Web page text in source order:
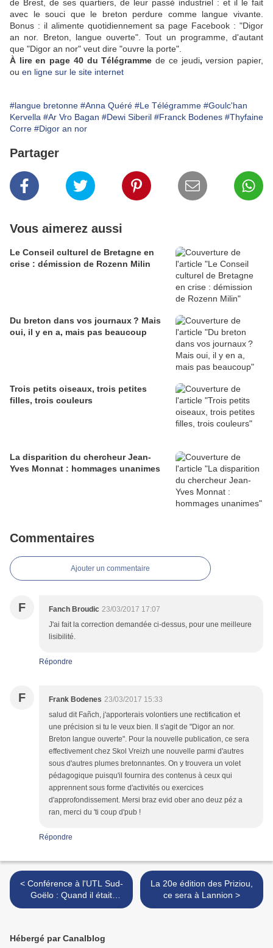
de Brest, de ses quartiers, de leur passé industriel : et il le fait
avec le souci que le breton perdure comme langue vivante.
Bonus : il alimente quotidiennement sa page Facebook : "Digor
an nor. Breton, langue ouverte". Tout un programme, d'autant
que "Digor an nor" veut dire "ouvre la porte".
À lire en page 40 du Télégrammede ce jeudi, version papier,
ou en ligne sur le site internet
#langue bretonne #Anna Quéré #Le Télégramme #Goulc'han
Kervella #Ar Vro Bagan #Dewi Siberil #Franck Bodenes #Thyfaine
Corre #Digor an nor
Partager
Vous aimerez aussi
Le Conseil culturel de Bretagne en
crise : démission de Rozenn Milin
Du breton dans vos journaux ? Mais
oui, il y en a, mais pas beaucoup
Trois petits oiseaux, trois petites
filles, trois couleurs
La disparition du chercheur Jean-
Yves Monnat : hommages unanimes
Commentaires
Ajouter un commentaire
F Fanch Broudic 23/03/2017 17:07
J'ai fait la correction demandée ci-dessus, pour une meilleure
lisibilité.
Répondre
F Frank Bodenes 23/03/2017 15:33
salud dit Fañch, j'apporterais volontiers une rectification et
une précision si tu le veux bien. Il s'agit de "Digor an nor.
Breton langue ouverte". Pour la nouvelle publication, ce sera
effectivement chez Skol Vreizh une nouvelle parmi d'autres
sous d'autres plumes bretonnantes. On y trouvera un volet
pédagogique puisqu'il fournira des contenus à ceux qui
apprennent sous forme d'activités ou exercices
d'approfondissement. Mersi braz evid ober ano deuz péz a
ran, merci du 'ti coup d'pub !
Répondre
< Conférence à l'UTL Sud-
Goëlo : Quand il était
interdit de parler le breton à
La 20e édition des Priziou,
ce sera à Lannion >
Hébergé par Canalblog